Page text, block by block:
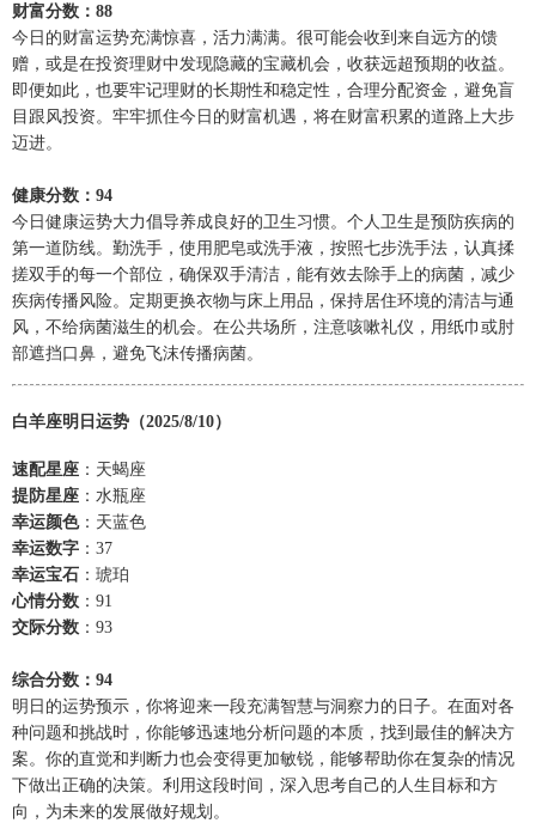
财富分数：88
今日的财富运势充满惊喜，活力满满。很可能会收到来自远方的馈
赠，或是在投资理财中发现隐藏的宝藏机会，收获远超预期的收益。
即便如此，也要牢记理财的长期性和稳定性，合理分配资金，避免盲
目跟风投资。牢牢抓住今日的财富机遇，将在财富积累的道路上大步
迈进。
健康分数：94
今日健康运势大力倡导养成良好的卫生习惯。个人卫生是预防疾病的
第一道防线。勤洗手，使用肥皂或洗手液，按照七步洗手法，认真揉
搓双手的每一个部位，确保双手清洁，能有效去除手上的病菌，减少
疾病传播风险。定期更换衣物与床上用品，保持居住环境的清洁与通
风，不给病菌滋生的机会。在公共场所，注意咳嗽礼仪，用纸巾或肘
部遮挡口鼻，避免飞沫传播病菌。
白羊座明日运势（2025/8/10）
速配星座 ：天蝎座
提防星座 ：水瓶座
幸运颜色：天蓝色
幸运数字 ：37
幸运宝石 ：琥珀
心情分数 ：91
交际分数 ：93
综合分数：94
明日的运势预示，你将迎来一段充满智慧与洞察力的日子。在面对各
种问题和挑战时，你能够迅速地分析问题的本质，找到最佳的解决方
案。你的直觉和判断力也会变得更加敏锐，能够帮助你在复杂的情况
下做出正确的决策。利用这段时间，深入思考自己的人生目标和方
向，为未来的发展做好规划。